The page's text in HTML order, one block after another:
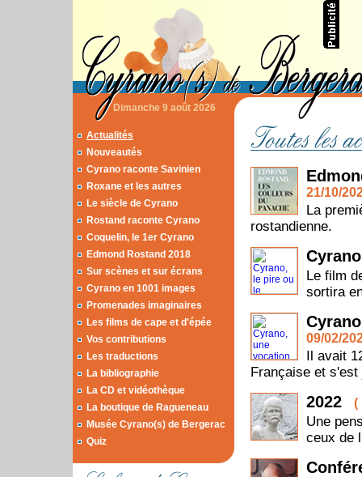
Dimanche 9 août 2026
Actualités
Nouveautés
Cyrano raconte Savinien
Roxane et les autres
Le siècle de Cyrano
Rostand raconte Cyrano
Coquelin, le 1er Cyrano
Edmond Rostand 2018
Sur scènes et sur écrans
Cyrano en 1001 images
Promenades imaginaires
Les films de cape et d'épée
Vos contributions
Les traductions
La bibliographie
La CD et vidéothèque
La boutique de Ragueneau
Musée Cyrano(s) de Bergerac
Quiz
21/10/
La
rostandienne.
Le film
sortira
09/02/
Il avait
Française et
2022 (
Une
ceux de